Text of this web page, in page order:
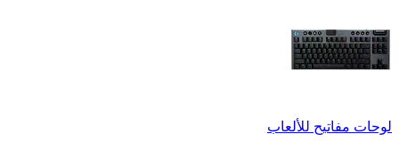
لوحات مفاتيح للألعاب